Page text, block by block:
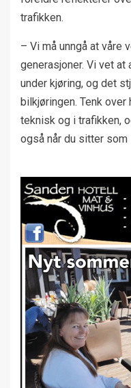
trafikken.
– Vi må unngå at våre
generasjoner. Vi vet
under kjøring, og det
bilkjøringen. Tenk over
teknisk og i trafikken,
også når du sitter